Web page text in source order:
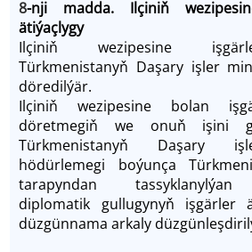
8-nji madda. Ilçiniň
ätiýaçlygy
Ilçiniň wezipesine
Türkmenistanyň Daşary işler
döredilýär.
Ilçiniň wezipesine bolan
döretmegiň we onuň işini
Türkmenistanyň Daşary
hödürlemegi boýunça
tarapyndan tassyklanylýan
diplomatik gullugynyň işgärler
düzgünnama arkaly